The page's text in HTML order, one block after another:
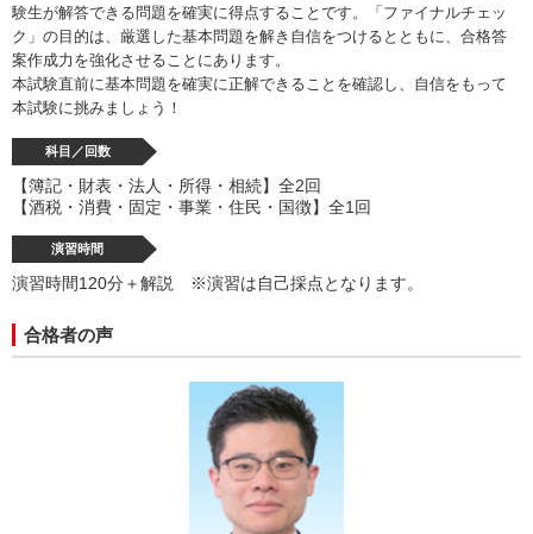
験生が解答できる問題を確実に得点することです。「ファイナルチェッ
ク」の目的は、厳選した基本問題を解き自信をつけるとともに、合格答
案作成力を強化させることにあります。
本試験直前に基本問題を確実に正解できることを確認し、自信をもって
本試験に挑みましょう！
科目／回数
【簿記・財表・法人・所得・相続】全2回
【酒税・消費・固定・事業・住民・国徴】全1回
演習時間
演習時間120分＋解説 ※演習は自己採点となります。
合格者の声